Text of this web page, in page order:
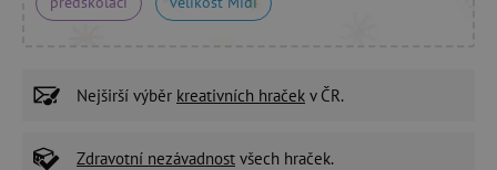
Nejširší výběr kreativních hraček v ČR.
Zdravotní nezávadnost všech hraček.